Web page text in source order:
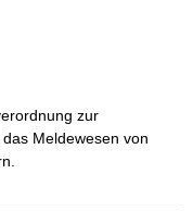
zur
Meldewesen von